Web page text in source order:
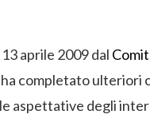
aprile 2009 dal
completato ulteriori
aspettative degli